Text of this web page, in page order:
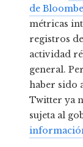
de
métricas
registros
actividad
general.
haber sido
Twitter ya
sujeta al